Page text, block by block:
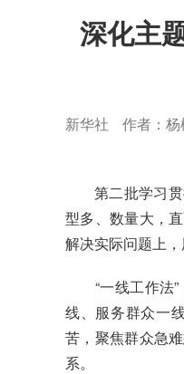
深化主
新华社 作者：杨
第二批学习
型多、数量大，
解决实际问题上，
“一线工作法”
线、服务群众一
苦，聚焦群众急
系。